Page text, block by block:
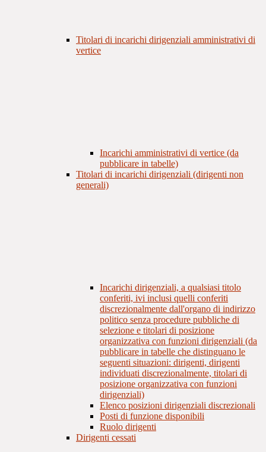
Titolari di incarichi dirigenziali amministrativi di
vertice
Incarichi amministrativi di vertice (da
pubblicare in tabelle)
Titolari di incarichi dirigenziali (dirigenti non
generali)
Incarichi dirigenziali, a qualsiasi titolo
conferiti, ivi inclusi quelli conferiti
discrezionalmente dall'organo di indirizzo
politico senza procedure pubbliche di
selezione e titolari di posizione
organizzativa con funzioni dirigenziali (da
pubblicare in tabelle che distinguano le
seguenti situazioni: dirigenti, dirigenti
individuati discrezionalmente, titolari di
posizione organizzativa con funzioni
dirigenziali)
Elenco posizioni dirigenziali discrezionali
Posti di funzione disponibili
Ruolo dirigenti
Dirigenti cessati